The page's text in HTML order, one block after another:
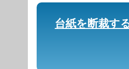
台紙を断裁